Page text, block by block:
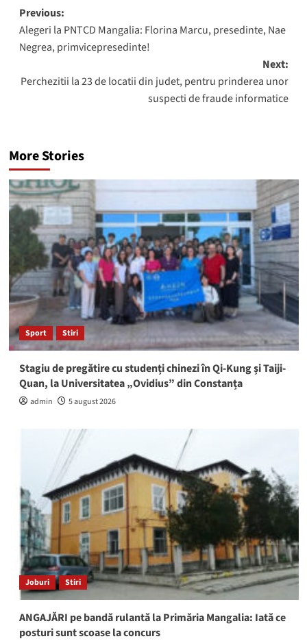
Post
navigation
Previous:
Alegeri la PNTCD Mangalia: Florina Marcu, presedinte, Nae
Negrea, primvicepresedinte!
Next:
Perchezitii la 23 de locatii din judet, pentru prinderea unor
suspecti de fraude informatice
More Stories
Sport Stiri
Stagiu de pregătire cu studenți chinezi în Qi-Kung și Taiji-
Quan, la Universitatea „Ovidius” din Constanța
admin 5 august 2026
Joburi Stiri
ANGAJĂRI pe bandă rulantă la Primăria Mangalia: Iată ce
posturi sunt scoase la concurs